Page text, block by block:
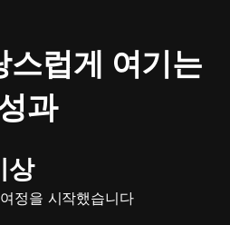
스럽게 여기는
과
상
정을 시작했습니다